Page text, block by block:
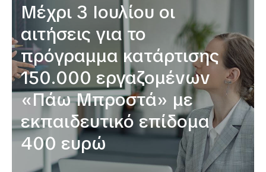
Μέχρι 3 Ιουλίου οι
αιτήσεις για το
πρόγραμμα κατάρτισης
150.000 εργαζομένων
«Πάω Μπροστά» με
εκπαιδευτικό επίδομα
400 ευρώ